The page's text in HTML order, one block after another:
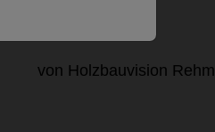
von Holzbauvision Rehm